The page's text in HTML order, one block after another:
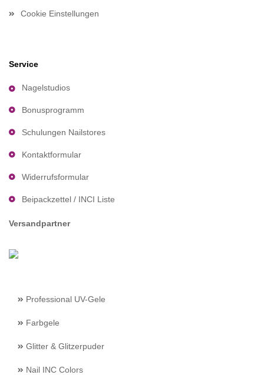
Cookie Einstellungen
Service
Nagelstudios
Bonusprogramm
Schulungen Nailstores
Kontaktformular
Widerrufsformular
Beipackzettel / INCI Liste
Versandpartner
Professional UV-Gele
Farbgele
Glitter & Glitzerpuder
Nail INC Colors